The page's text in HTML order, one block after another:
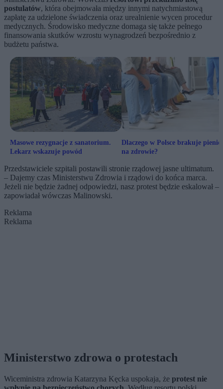
postulatów, która obejmowała między innymi natychmiastową
zapłatę za udzielone świadczenia oraz urealnienie wycen procedur
medycznych. Środowisko medyczne domaga się także pełnego
finansowania skutków wzrostu wynagrodzeń bezpośrednio z
budżetu państwa.
Masowe rezygnacje z sanatorium.
Lekarz wskazuje powód
Dlaczego w Polsce brakuje
na zdrowie?
Przedstawiciele szpitali postawili stronie rządowej jasne ultimatum.
– Dajemy czas Ministerstwu Zdrowia i rządowi do końca marca.
Jeżeli nie będzie żadnej odpowiedzi, nasz protest będzie eskalował –
zapowiadał wówczas Malinowski.
Reklama
Reklama
Ministerstwo zdrowa o protestach
Wiceministra zdrowia Katarzyna Kęcka uspokaja, że protest nie